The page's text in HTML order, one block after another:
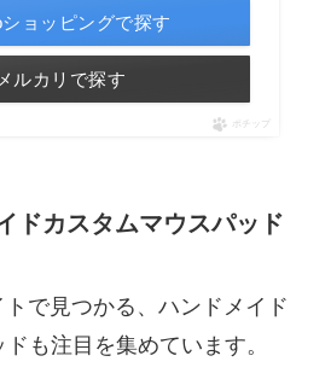
ョッピングで探す
メルカリで探す
ポチップ
ドカスタムマウスパッド
で見つかる、ハンドメイド
も注目を集めています。